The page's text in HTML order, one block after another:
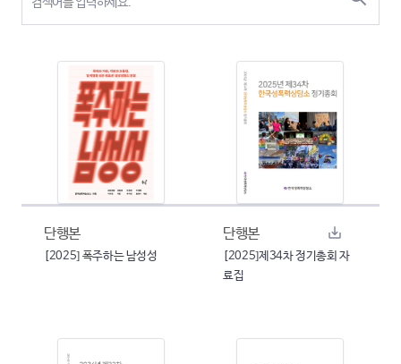
단행본
[2025] 폭주하는 남성성
단행본
[2025]제34차 정기총회 자
료집